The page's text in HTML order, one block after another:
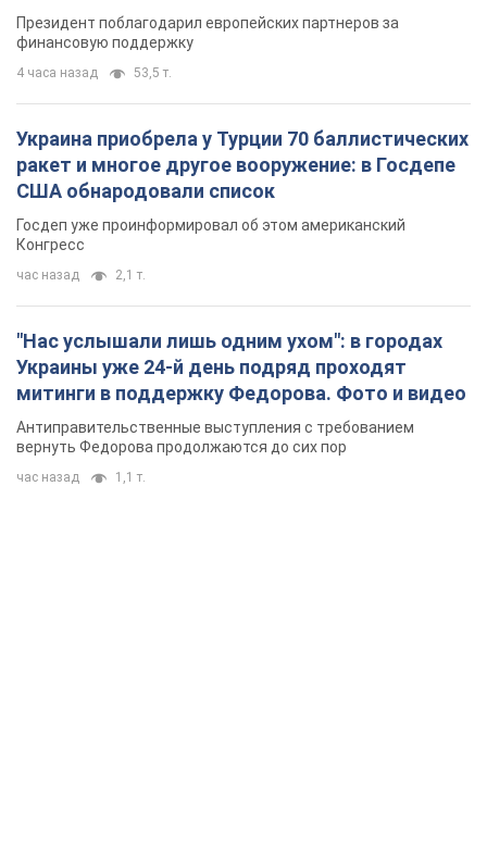
Президент поблагодарил европейских партнеров за
финансовую поддержку
4 часа назад 53,5 т.
Украина приобрела у Турции 70 баллистических
ракет и многое другое вооружение: в Госдепе
США обнародовали список
Госдеп уже проинформировал об этом американский
Конгресс
час назад 2,1 т.
"Нас услышали лишь одним ухом": в городах
Украины уже 24-й день подряд проходят
митинги в поддержку Федорова. Фото и видео
Антиправительственные выступления с требованием
вернуть Федорова продолжаются до сих пор
час назад 1,1 т.